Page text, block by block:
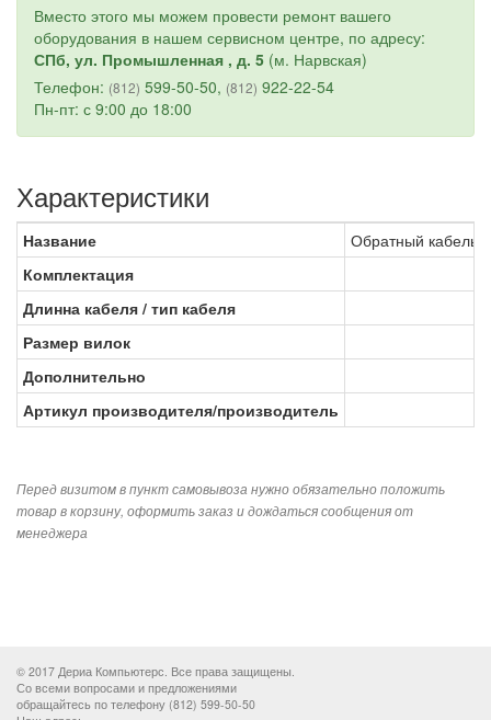
Вместо этого мы можем провести ремонт вашего
оборудования в нашем сервисном центре, по адресу:
СПб, ул. Промышленная , д. 5 (м. Нарвская)
Телефон: (812) 599-50-50, (812) 922-22-54
Пн-пт: с 9:00 до 18:00
Характеристики
Название
Обратный кабель
Комплектация
Длинна кабеля / тип кабеля
Размер вилок
Дополнительно
Артикул производителя/производитель
Перед визитом в пункт самовывоза нужно обязательно положить
товар в корзину, оформить заказ и дождаться сообщения от
менеджера
© 2017 Дериа Компьютерс. Все права защищены.
Со всеми вопросами и предложениями
обращайтесь по телефону (812) 599-50-50